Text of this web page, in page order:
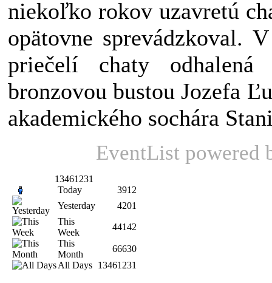
niekoľko rokov uzavretú
opätovne sprevádzkoval.
priečelí chaty odhalená
bronzovou bustou Jozefa
akademického sochára
EventList powered
13461231
Today
3912
Yesterday
4201
This
Week
44142
This
Month
66630
All Days
13461231